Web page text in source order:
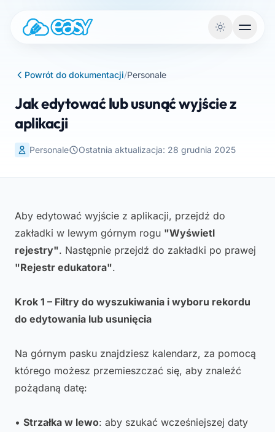
Powrót do dokumentacji/Personale
Jak edytować lub usunąć wyjście z
aplikacji
Personale Ostatnia aktualizacja: 28 grudnia 2025
Aby edytować wyjście z aplikacji, przejdź do
zakładki w lewym górnym rogu "Wyświetl
rejestry". Następnie przejdź do zakładki po prawej
"Rejestr edukatora".
Krok 1 – Filtry do wyszukiwania i wyboru rekordu
do edytowania lub usunięcia
Na górnym pasku znajdziesz kalendarz, za pomocą
którego możesz przemieszczać się, aby znaleźć
pożądaną datę:
• Strzałka w lewo: aby szukać wcześniejszej daty